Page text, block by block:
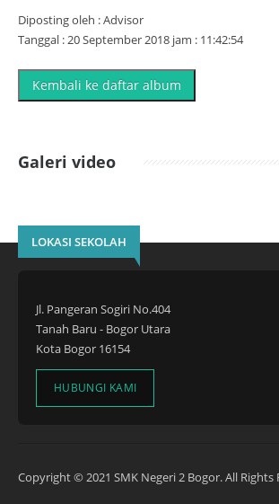
Diposting oleh : Advisor
Tanggal : 20 September 2018 jam : 11:42:54
Kembali ke daftar album
Galeri video
LOKASI SEKOLAH
Jl. Pangeran Sogiri No.404
Tanah Baru - Bogor Utara
Kota Bogor 16154
HUBUNGI KAMI
Copyright © 2021 SMK Negeri 2 Bogor. All Rights